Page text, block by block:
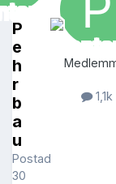
P
e
h
r
b
a
u
Postad
30
1,1k